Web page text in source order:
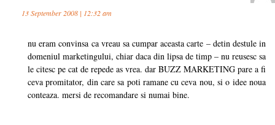
13 September 2008 | 12:32 am
nu eram convinsa ca vreau sa cumpar aceasta carte – detin destule in
domeniul marketingului, chiar daca din lipsa de timp – nu reusesc sa
le citesc pe cat de repede as vrea. dar BUZZ MARKETING pare a fi
ceva promitator, din care sa poti ramane cu ceva nou, si o idee noua
conteaza. mersi de recomandare si numai bine.